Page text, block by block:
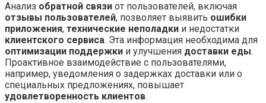
Анализ обратной связи от пользователей, включая
отзывы пользователей, позволяет выявить ошибки
приложения, технические неполадки и недостатки
клиентского сервиса. Эта информация необходима для
оптимизации поддержки и улучшения доставки еды.
Проактивное взаимодействие с пользователями,
например, уведомления о задержках доставки или о
специальных предложениях, повышает
удовлетворенность клиентов.